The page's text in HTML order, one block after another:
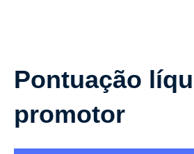
Pontuação
promotor